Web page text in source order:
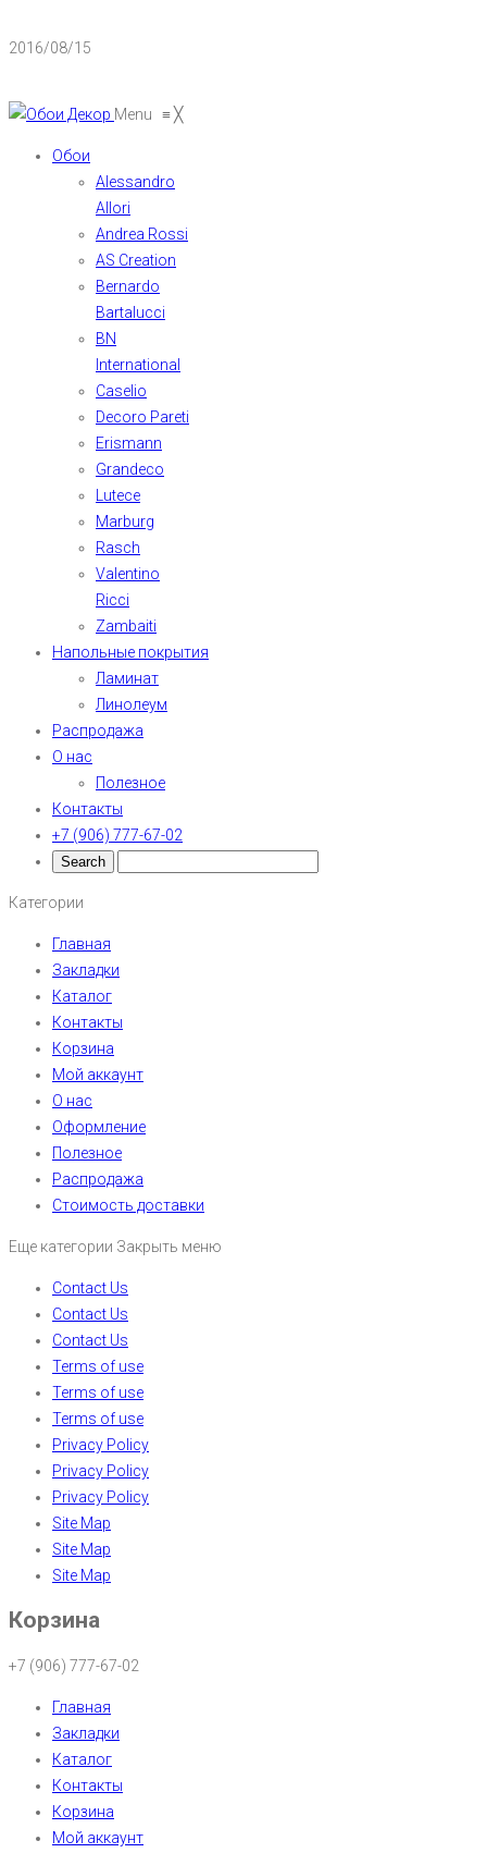
2016/08/15
Menu ≡╳
Обои
Alessandro
Allori
Andrea Rossi
AS Creation
Bernardo
Bartalucci
BN
International
Caselio
Decoro Pareti
Erismann
Grandeco
Lutece
Marburg
Rasch
Valentino
Ricci
Zambaiti
Напольные покрытия
Ламинат
Линолеум
Распродажа
О нас
Полезное
Контакты
+7 (906) 777-67-02
Категории
Главная
Закладки
Каталог
Контакты
Корзина
Мой аккаунт
О нас
Оформление
Полезное
Распродажа
Стоимость доставки
Еще категории Закрыть меню
Contact Us
Contact Us
Contact Us
Terms of use
Terms of use
Terms of use
Privacy Policy
Privacy Policy
Privacy Policy
Site Map
Site Map
Site Map
Корзина
+7 (906) 777-67-02
Главная
Закладки
Каталог
Контакты
Корзина
Мой аккаунт